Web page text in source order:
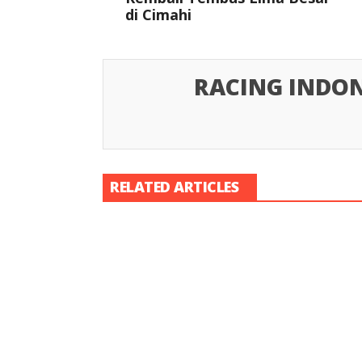
di Cimahi
RACING
RELATED ARTICLES